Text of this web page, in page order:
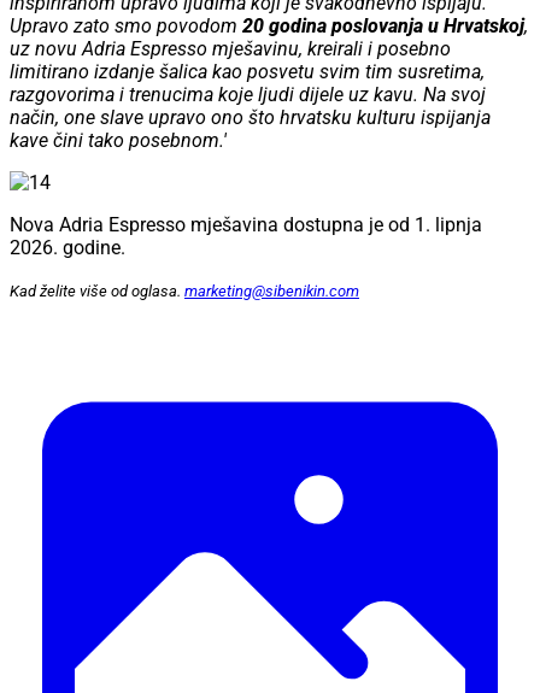
Upravo zato smo povodom 20 godina poslovanja u Hrvatskoj,
uz novu Adria Espresso mješavinu, kreirali i posebno
limitirano izdanje šalica kao posvetu svim tim susretima,
razgovorima i trenucima koje ljudi dijele uz kavu. Na svoj
način, one slave upravo ono što hrvatsku kulturu ispijanja
kave čini tako posebnom.'
Nova Adria Espresso mješavina dostupna je od 1. lipnja
2026. godine.
Kad želite više od oglasa. marketing@sibenikin.com